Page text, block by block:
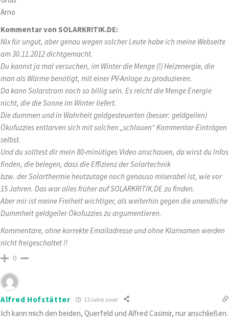
Arno
Kommentar von SOLARKRITIK.DE:
Nix für ungut, aber genau wegen solcher Leute habe ich meine Webseite
am 30.11.2012 dichtgemacht.
Du kannst ja mal versuchen, im Winter die Menge (!) Heizenergie, die
man als Wärme benötigt, mit einer PV-Anlage zu produzieren.
Da kann Solarstrom noch so billig sein. Es reicht die Menge Energie
nicht, die die Sonne im Winter liefert.
Die dummen und in Wahrheit geldgesteuerten (besser: geldgeilen)
Ökofuzzies entlarven sich mit solchen „schlauen“ Kommentar-Einträgen
selbst.
Und du solltest dir mein 80-minütiges Video anschauen, da wirst du Infos
finden, die belegen, dass die Effizienz der Solartechnik
bzw. der Solarthermie heutzutage noch genauso miserabel ist, wie vor
15 Jahren. Das war alles früher auf SOLARKRITIK.DE zu finden.
Aber mir ist meine Freiheit wichtiger, als weiterhin gegen die unendliche
Dummheit geldgeiler Ökofuzzies zu argumentieren.
Kommentare, ohne korrekte Emailadresse und ohne Klarnamen werden
nicht freigeschaltet !!
0
Alfred Hofstätter 13 Jahre zuvor
Ich kann mich den beiden, Querfeld und Alfred Casimir, nur anschließen.